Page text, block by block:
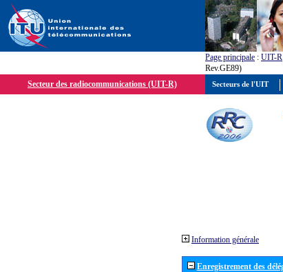
Page principale : UIT-R
Rev.GE89)
Secteur des radiocommunications (UIT-R)
Information générale
Enregistrement des
Secteurs de l'UIT